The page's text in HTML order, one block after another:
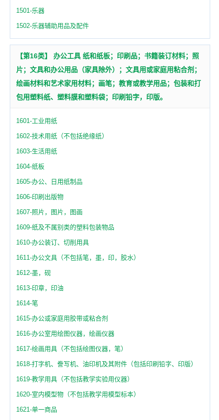
1501-乐器
1502-乐器辅助用品及配件
【第16类】 办公工具 纸和纸板；印刷品；书籍装订材料；照
片；文具和办公用品（家具除外）；文具用或家庭用粘合剂；
绘画材料和艺术家用材料；画笔；教育或教学用品；包装和打
包用塑料纸、塑料膜和塑料袋；印刷铅字，印版。
1601-工业用纸
1602-技术用纸（不包括绝缘纸）
1603-生活用纸
1604-纸板
1605-办公、日用纸制品
1606-印刷出版物
1607-照片，图片，图画
1609-纸及不属别类的塑料包装物品
1610-办公装订、切削用具
1611-办公文具（不包括笔，墨，印，胶水）
1612-墨，砚
1613-印章，印油
1614-笔
1615-办公或家庭用胶带或粘合剂
1616-办公室用绘图仪器，绘画仪器
1617-绘画用具（不包括绘图仪器，笔）
1618-打字机、誊写机、油印机及其附件（包括印刷铅字、印版）
1619-教学用具（不包括教学实验用仪器）
1620-室内模型物（不包括教学用模型标本）
1621-单一商品